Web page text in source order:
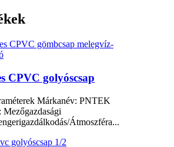
CPVC golyóscsap
Márkanév: PNTEK
Mezőgazdasági
Átmoszféra...